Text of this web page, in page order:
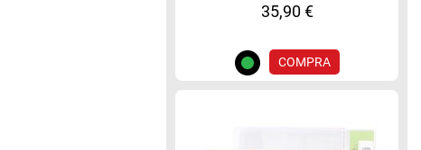
35,90 €
COMPRA